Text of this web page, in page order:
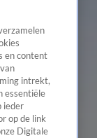
en content
intrekt,
essentiële
ieder
op de link
Digitale